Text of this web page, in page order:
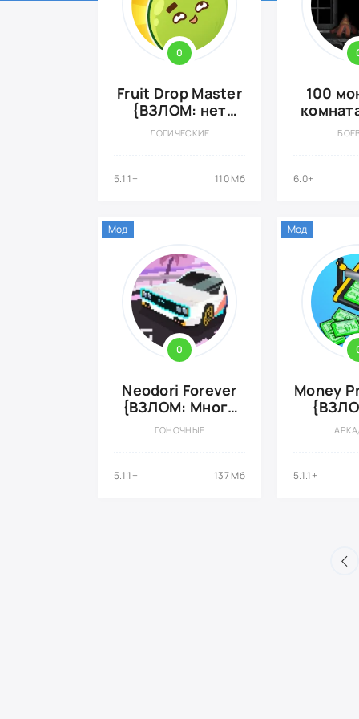
0
Fruit Drop Master
{ВЗЛОМ: нет
рекламы}
ЛОГИЧЕСКИЕ
5.1.1+ 110 Мб
100
6.0+
0
Neodori Forever
{ВЗЛОМ: Много
Денег}
ГОНОЧНЫЕ
5.1.1+ 137 Мб
Мод
Money
5.1.1+
Мод